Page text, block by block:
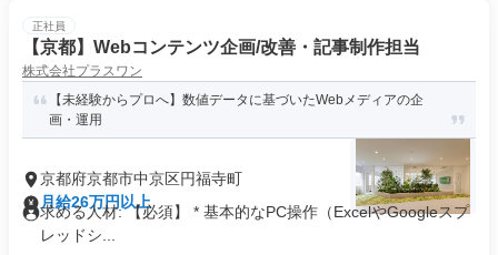
正社員
【京都】Webコンテンツ企画/改善・記事制作担当
株式会社プラスワン
【未経験からプロへ】数値データに基づいたWebメディアの企
画・運用
京都府京都市中京区円福寺町
月給26万円以上
求める人材: 【必須】 * 基本的なPC操作（ExcelやGoogleスプ
レッドシ...